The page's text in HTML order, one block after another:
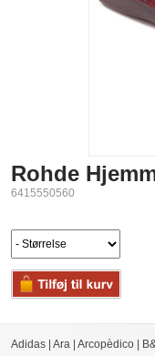
Rohde
6415550560
Adidas Ara Arcopèdico